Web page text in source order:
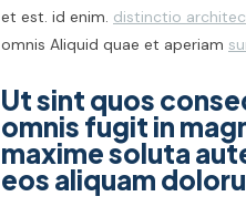
et est. id enim. distinctio
omnis Aliquid quae et aperiam
Ut sint quos
omnis fugit in
maxime soluta
eos aliquam